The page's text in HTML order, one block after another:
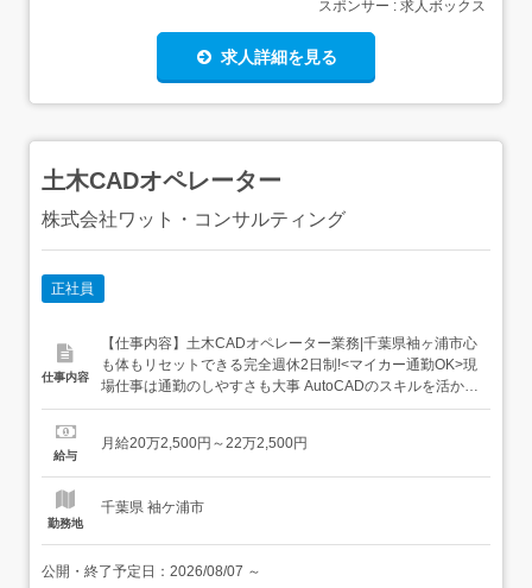
スポンサー : 求人ボックス
求人詳細を見る
土木CADオペレーター
株式会社ワット・コンサルティング
正社員
仕事内容
【仕事内容】土木CADオペレーター業務|千葉県袖ヶ浦市心
も体もリセットできる完全週休2日制!<マイカー通勤OK>現
場仕事は通勤のしやすさも大事 AutoCADのスキルを活かし
たい方にオススメ アピールポイント 高い技術力と提案力に
験者を募集中! コミュニケーションをとりながら仕事を楽し
給与
月給20万2,500円～22万2,500円
勤務地
千葉県 袖ケ浦市
公開・終了予定日： 2026/08/07 ～